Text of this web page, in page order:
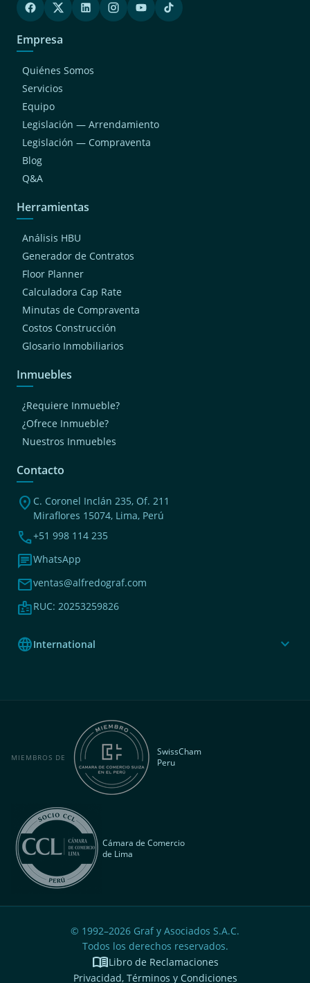
Empresa
Quiénes Somos
Servicios
Equipo
Legislación — Arrendamiento
Legislación — Compraventa
Blog
Q&A
Herramientas
Análisis HBU
Generador de Contratos
Floor Planner
Calculadora Cap Rate
Minutas de Compraventa
Costos Construcción
Glosario Inmobiliarios
Inmuebles
¿Requiere Inmueble?
¿Ofrece Inmueble?
Nuestros Inmuebles
Contacto
location_on C. Coronel Inclán 235, Of. 211
Miraflores 15074, Lima, Perú
phone+51 998 114 235
chatWhatsApp
mailventas@alfredograf.com
badgeRUC: 20253259826
languageInternational expand_more
MIEMBROS DE
SwissCham
Peru
Cámara de Comercio
de Lima
© 1992–2026 Graf y Asociados S.A.C.
Todos los derechos reservados.
menu_bookLibro de Reclamaciones
Privacidad, Términos y Condiciones